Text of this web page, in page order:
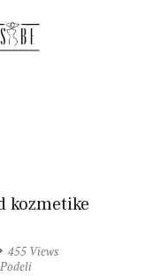
kozmetike
455 Views
Podeli